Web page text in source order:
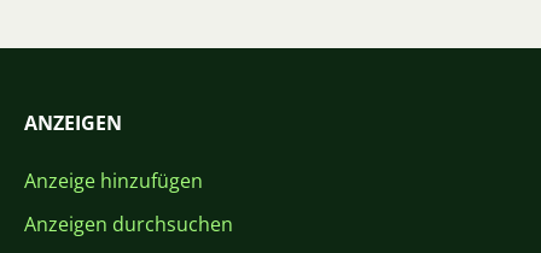
ANZEIGEN
Anzeige hinzufügen
Anzeigen durchsuchen